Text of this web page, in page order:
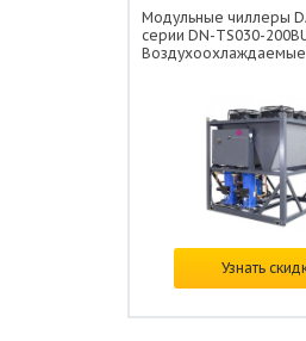
Модульные чиллеры
серии DN-TS030-
Воздухоохлаждаемые
по запросу
Узнать